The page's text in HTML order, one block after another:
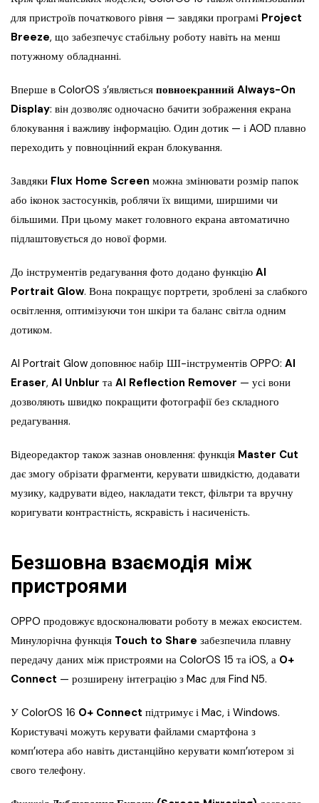
для пристроїв початкового рівня — завдяки програмі Project
Breeze, що забезпечує стабільну роботу навіть на менш
потужному обладнанні.
Вперше в ColorOS з’являється повноекранний Always-On
Display: він дозволяє одночасно бачити зображення екрана
блокування і важливу інформацію. Один дотик — і AOD плавно
переходить у повноцінний екран блокування.
Завдяки Flux Home Screen можна змінювати розмір папок
або іконок застосунків, роблячи їх вищими, ширшими чи
більшими. При цьому макет головного екрана автоматично
підлаштовується до нової форми.
До інструментів редагування фото додано функцію AI
Portrait Glow. Вона покращує портрети, зроблені за слабкого
освітлення, оптимізуючи тон шкіри та баланс світла одним
дотиком.
AI Portrait Glow доповнює набір ШІ-інструментів OPPO: AI
Eraser, AI Unblur та AI Reflection Remover — усі вони
дозволяють швидко покращити фотографії без складного
редагування.
Відеоредактор також зазнав оновлення: функція Master Cut
дає змогу обрізати фрагменти, керувати швидкістю, додавати
музику, кадрувати відео, накладати текст, фільтри та вручну
коригувати контрастність, яскравість і насиченість.
Безшовна взаємодія між
пристроями
OPPO продовжує вдосконалювати роботу в межах екосистем.
Минулорічна функція Touch to Share забезпечила плавну
передачу даних між пристроями на ColorOS 15 та iOS, а O+
Connect — розширену інтеграцію з Mac для Find N5.
У ColorOS 16 O+ Connect підтримує і Mac, і Windows.
Користувачі можуть керувати файлами смартфона з
комп’ютера або навіть дистанційно керувати комп’ютером зі
свого телефону.